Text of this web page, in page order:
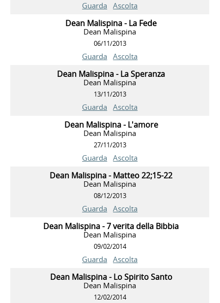
Guarda Ascolta
Dean Malispina - La Fede
Dean Malispina
06/11/2013
Guarda Ascolta
Dean Malispina - La Speranza
Dean Malispina
13/11/2013
Guarda Ascolta
Dean Malispina - L'amore
Dean Malispina
27/11/2013
Guarda Ascolta
Dean Malispina - Matteo 22;15-22
Dean Malispina
08/12/2013
Guarda Ascolta
Dean Malispina - 7 verita della Bibbia
Dean Malispina
09/02/2014
Guarda Ascolta
Dean Malispina - Lo Spirito Santo
Dean Malispina
12/02/2014